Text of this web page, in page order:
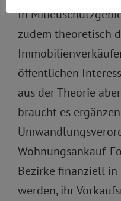
In
zudem theoretisch
öffentlichen
aus der Theorie
braucht es
Wohnungsankauf-
Bezirke finanziell in
werden, ihr